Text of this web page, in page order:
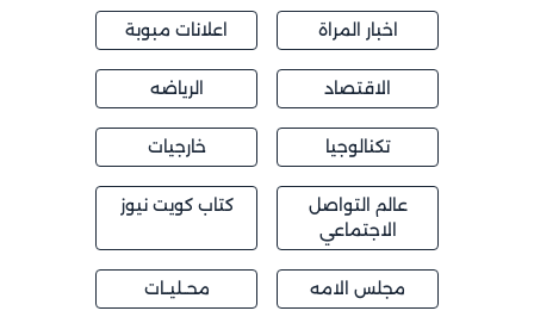
اخبار المراة اعلانات مبوبة
الاقتصاد الرياضه
تكنالوجيا خارجيات
عالم التواصل
الاجتماعي
كتاب كويت نيوز
مجلس الامه محــليــات